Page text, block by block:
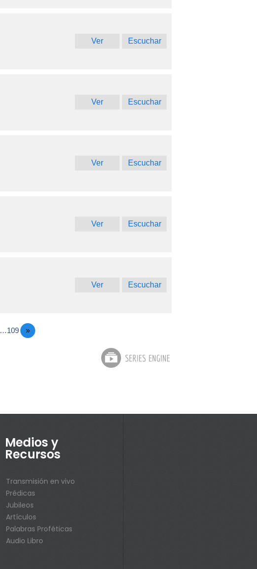
Ver Escuchar
Ver Escuchar
Ver Escuchar
Ver Escuchar
Ver Escuchar
…109 »
Medios y
Recursos
Transmisión en vivo
Prédicas
Jubileos
Artículos
Palabras Proféticas
Audio Libro